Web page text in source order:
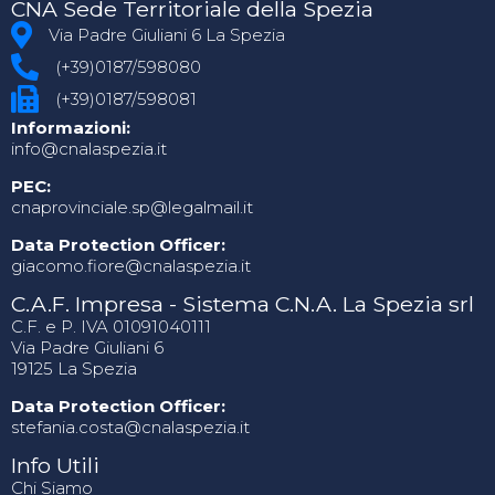
CNA Sede Territoriale della Spezia
Via Padre Giuliani 6 La Spezia
(+39)0187/598080
(+39)0187/598081
Informazioni:
info@cnalaspezia.it
PEC:
cnaprovinciale.sp@legalmail.it
Data Protection Officer:
giacomo.fiore@cnalaspezia.it
C.A.F. Impresa - Sistema C.N.A. La Spezia srl
C.F. e P. IVA 01091040111
Via Padre Giuliani 6
19125 La Spezia
Data Protection Officer:
stefania.costa@cnalaspezia.it
Info Utili
Chi Siamo